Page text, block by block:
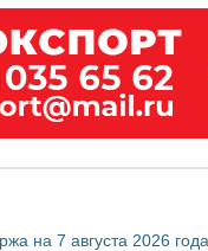
на 7 августа 2026 года